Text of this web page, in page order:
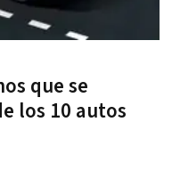
que se
los 10 autos